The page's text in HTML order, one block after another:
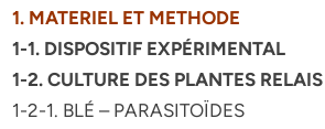
1. MATERIEL ET METHODE
1-1. DISPOSITIF EXPÉRIMENTAL
1-2. CULTURE DES PLANTES RELAIS
1-2-1. BLÉ – PARASITOÏDES